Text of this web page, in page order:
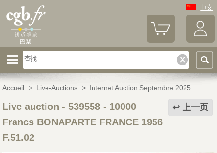
中文
Accueil > Live-Auctions > Internet Auction Septembre 2025
上一页
Live auction - 539558- 10000
Francs BONAPARTE FRANCE 1956
F.51.02